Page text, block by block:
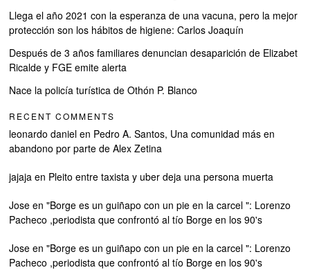
Llega el año 2021 con la esperanza de una vacuna, pero la mejor
protección son los hábitos de higiene: Carlos Joaquín
Después de 3 años familiares denuncian desaparición de Elizabet
Ricalde y FGE emite alerta
Nace la policía turística de Othón P. Blanco
RECENT COMMENTS
leonardo daniel en Pedro A. Santos, Una comunidad más en
abandono por parte de Alex Zetina
jajaja en Pleito entre taxista y uber deja una persona muerta
Jose en"Borge es un guiñapo con un pie en la carcel ": Lorenzo
Pacheco ,periodista que confrontó al tío Borge en los 90's
Jose en"Borge es un guiñapo con un pie en la carcel ": Lorenzo
Pacheco ,periodista que confrontó al tío Borge en los 90's